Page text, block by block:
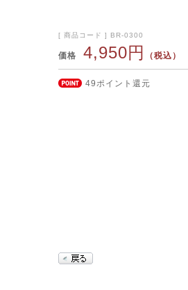
[ 商品コード ] BR-0300
価格 4,950円 （税込）
49ポイント還元